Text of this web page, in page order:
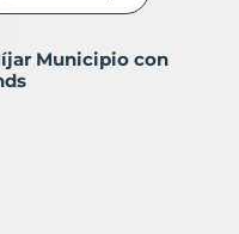
Municipio con